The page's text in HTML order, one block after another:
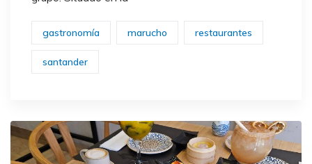
gastronomía marucho restaurantes
santander